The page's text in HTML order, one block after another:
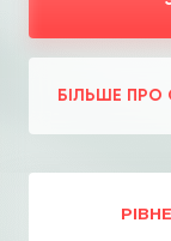
БІЛЬШЕ ПРО
РІВНЕ